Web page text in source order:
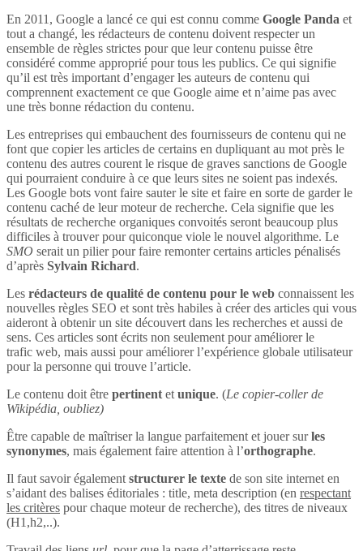
En 2011, Google a lancé ce qui est connu comme Google Panda et
tout a changé, les rédacteurs de contenu doivent respecter un
ensemble de règles strictes pour que leur contenu puisse être
considéré comme approprié pour tous les publics. Ce qui signifie
qu’il est très important d’engager les auteurs de contenu qui
comprennent exactement ce que Google aime et n’aime pas avec
une très bonne rédaction du contenu.
Les entreprises qui embauchent des fournisseurs de contenu qui ne
font que copier les articles de certains en dupliquant au mot près le
contenu des autres courent le risque de graves sanctions de Google
qui pourraient conduire à ce que leurs sites ne soient pas indexés.
Les Google bots vont faire sauter le site et faire en sorte de garder le
contenu caché de leur moteur de recherche. Cela signifie que les
résultats de recherche organiques convoités seront beaucoup plus
difficiles à trouver pour quiconque viole le nouvel algorithme. Le
SMO serait un pilier pour faire remonter certains articles pénalisés
d’après Sylvain Richard.
Les rédacteurs de qualité de contenu pour le web connaissent les
nouvelles règles SEO et sont très habiles à créer des articles qui vous
aideront à obtenir un site découvert dans les recherches et aussi de
sens. Ces articles sont écrits non seulement pour améliorer le
trafic web, mais aussi pour améliorer l’expérience globale utilisateur
pour la personne qui trouve l’article.
Le contenu doit être pertinent et unique. (Le copier-coller de
Wikipédia, oubliez)
Être capable de maîtriser la langue parfaitement et jouer surles
synonymes, mais également faire attention à l’orthographe.
Il faut savoir également structurer le texte de son site internet en
s’aidant des balises éditoriales : title, meta description (en respectant
les critères pour chaque moteur de recherche), des titres de niveaux
(H1,h2,..).